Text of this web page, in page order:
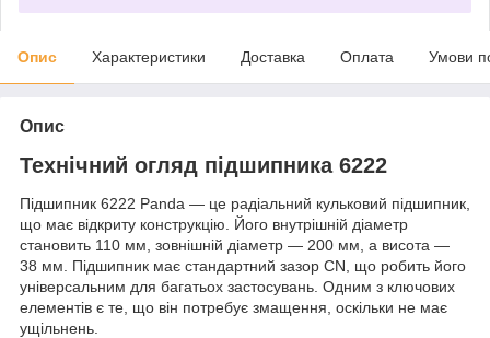
Опис Характеристики Доставка Оплата Умови
Опис
Технічний огляд підшипника 6222
Підшипник 6222 Panda — це радіальний кульковий підшипник,
що має відкриту конструкцію. Його внутрішній діаметр
становить 110 мм, зовнішній діаметр — 200 мм, а висота —
38 мм. Підшипник має стандартний зазор CN, що робить його
універсальним для багатьох застосувань. Одним з ключових
елементів є те, що він потребує змащення, оскільки не має
ущільнень.